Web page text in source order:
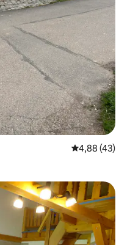
Calificación
4,88 (43)
destacados